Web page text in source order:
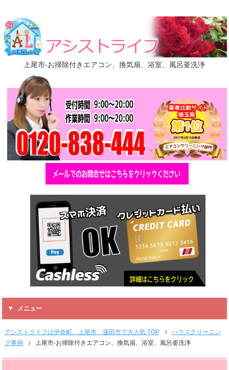
上尾市-お掃除付きエアコン、換気扇、浴室、風呂釜洗浄
メニュー
アシストライフは伊奈町、上尾市、蓮田市で大人気 TOP
ハウスクリーニン
グ事例
上尾市-お掃除付きエアコン、換気扇、浴室、風呂釜洗浄